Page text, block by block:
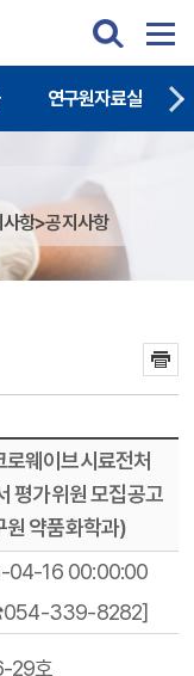
연구원자료실
항>공지사항
로웨이브시료전처
평가위원 모집공고
원 약품화학과)
04-16 00:00:00
339-8282]
29호